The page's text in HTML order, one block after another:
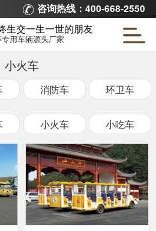
咨询热线：400-668-2550
生交一生一世的朋友
用车辆源头厂家
小火车
消防车 环卫车
小火车 小吃车